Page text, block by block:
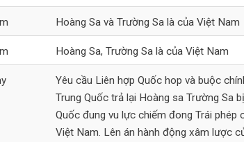
Hoàng Sa và Trường Sa là của Việt Nam
Hoàng Sa, Trường Sa là của Việt Nam
Yêu cầu Liên hợp Quốc hop và buộc
Trung Quốc trả lại Hoàng sa Trường Sa
Quốc đung vu lực chiếm đong Trái phép
Việt Nam. Lên án hành động xâm lược